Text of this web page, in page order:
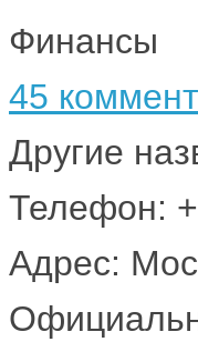
Финансы
45
Другие
Телефон:
Адрес: